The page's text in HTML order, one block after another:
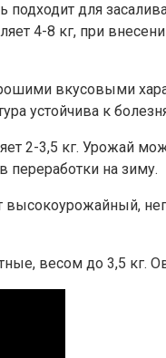
для
4-8 кг, при
вкусовыми
устойчива к
2-3,5 кг. Урожай
переработки на зиму.
весом до 3,5 кг.